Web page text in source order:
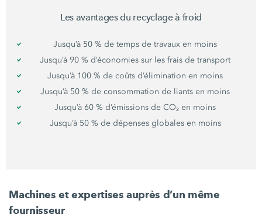
Les avantages du recyclage à froid
Jusqu’à 50 % de temps de travaux en moins
Jusqu’à 90 % d’économies sur les frais de transport
Jusqu’à 100 % de coûts d’élimination en moins
Jusqu’à 50 % de consommation de liants en moins
Jusqu’à 60 % d’émissions de CO₂ en moins
Jusqu’à 50 % de dépenses globales en moins
Machines et expertises auprès d’un même
fournisseur